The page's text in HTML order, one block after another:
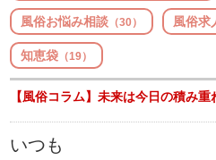
風俗お悩み相談 （30） 風俗求
知恵袋 （19）
【風俗コラム】未来は今日の積み重
いつも